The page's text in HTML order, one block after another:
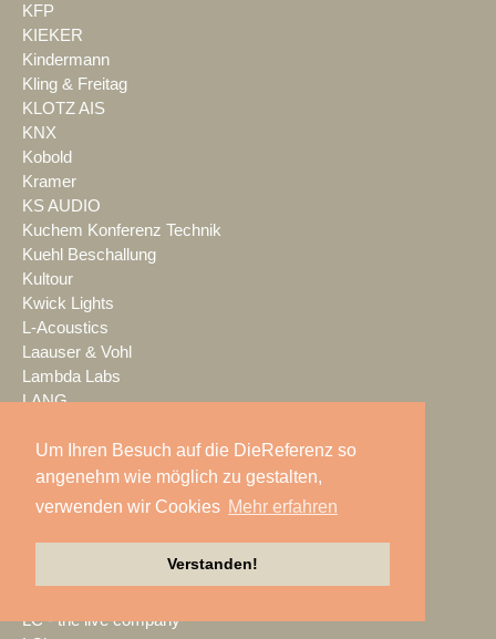
Um Ihren Besuch auf die DieReferenz so
angenehm wie möglich zu gestalten,
verwenden wir Cookies Mehr erfahren
Verstanden!
KFP
KIEKER
Kindermann
Kling & Freitag
KLOTZ AIS
KNX
Kobold
Kramer
KS AUDIO
Kuchem Konferenz Technik
Kuehl Beschallung
Kultour
Kwick Lights
L-Acoustics
Laauser & Vohl
Lambda Labs
LANG
Laser Imagineering
Laserworld
Lauten Audio
Lawo
LC - the live company